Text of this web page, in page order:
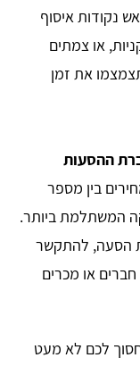
נקודות איסוף
או צמתים
את זמן
ההסעות
בין מספר
המשתלמת ביותר.
הסעה, להתקשר
או מכרים
לכם לא מעט